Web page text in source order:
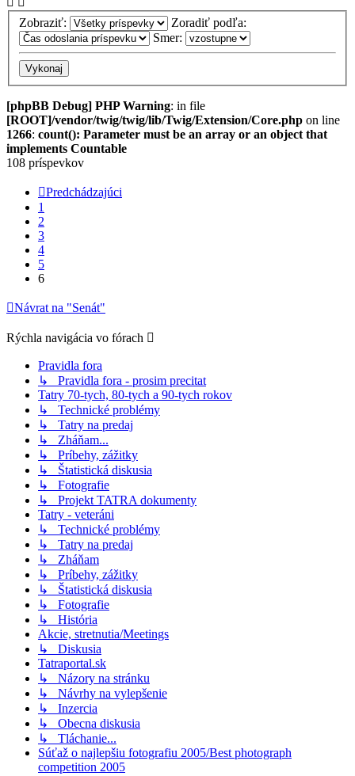
Zobraziť:
Zoradiť podľa:
Smer:
[phpBB Debug] PHP Warning: in file
[ROOT]/vendor/twig/twig/lib/Twig/Extension/Core.php on line
1266: count(): Parameter must be an array or an object that
implements Countable
108 príspevkov
Predchádzajúci
1
2
3
4
5
6
Návrat na "Senát"
Rýchla navigácia vo fórach
Pravidla fora
↳ Pravidla fora - prosim precitat
Tatry 70-tych, 80-tych a 90-tych rokov
↳ Technické problémy
↳ Tatry na predaj
↳ Zháňam...
↳ Príbehy, zážitky
↳ Štatistická diskusia
↳ Fotografie
↳ Projekt TATRA dokumenty
Tatry - veteráni
↳ Technické problémy
↳ Tatry na predaj
↳ Zháňam
↳ Príbehy, zážitky
↳ Štatistická diskusia
↳ Fotografie
↳ História
Akcie, stretnutia/Meetings
↳ Diskusia
Tatraportal.sk
↳ Názory na stránku
↳ Návrhy na vylepšenie
↳ Inzercia
↳ Obecna diskusia
↳ Tláchanie...
Súťaž o najlepšiu fotografiu 2005/Best photograph
competition 2005